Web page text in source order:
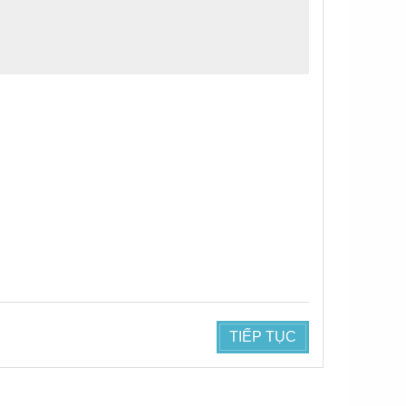
TIẾP TỤC